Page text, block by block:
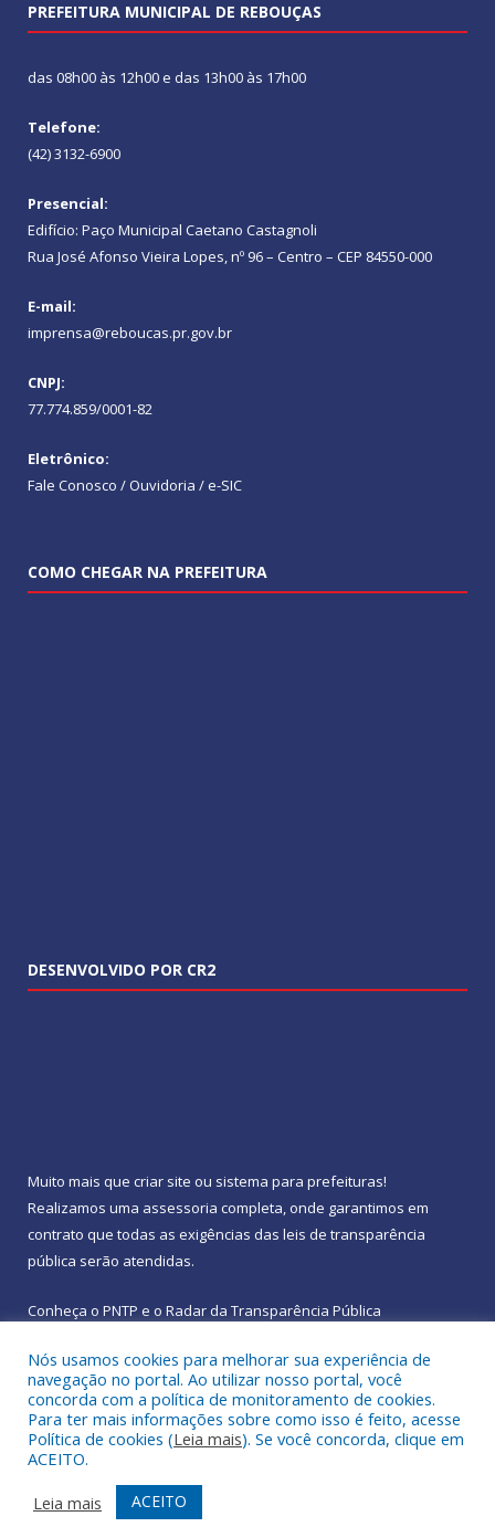
PREFEITURA MUNICIPAL DE REBOUÇAS
das 08h00 às 12h00 e das 13h00 às 17h00
Telefone:
(42) 3132-6900
Presencial:
Edifício: Paço Municipal Caetano Castagnoli
Rua José Afonso Vieira Lopes, nº 96 – Centro – CEP 84550-000
E-mail:
imprensa@reboucas.pr.gov.br
CNPJ:
77.774.859/0001-82
Eletrônico:
Fale Conosco / Ouvidoria / e-SIC
COMO CHEGAR NA PREFEITURA
DESENVOLVIDO POR CR2
Muito mais que criar site ou sistema para prefeituras!
Realizamos uma assessoria completa, onde garantimos em
contrato que todas as exigências das leis de transparência
pública serão atendidas.
Conheça o PNTP e o Radar da Transparência Pública
Todos os direitos reservados a Prefeitura Municipal de
Rebouças.
Mapa do Site
Acessar Área Administrativa
Acessar Webmail
Nós usamos cookies para melhorar sua experiência de
navegação no portal. Ao utilizar nosso portal, você
concorda com a política de monitoramento de cookies.
Para ter mais informações sobre como isso é feito, acesse
Política de cookies (Leia mais). Se você concorda, clique em
ACEITO.
Leia mais
ACEITO